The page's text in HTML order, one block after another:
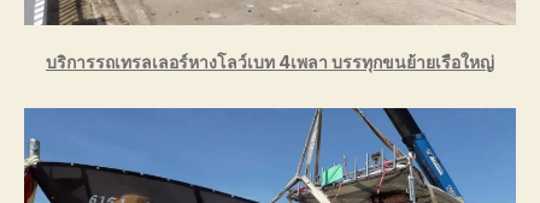
บริการรถเทรลเลอร์หางโลว์เบท 4เพลา บรรทุกขนย้ายเรือใหญ่